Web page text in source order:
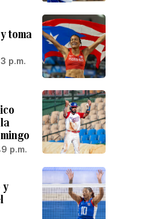
toma
p.m.
p.m.
y